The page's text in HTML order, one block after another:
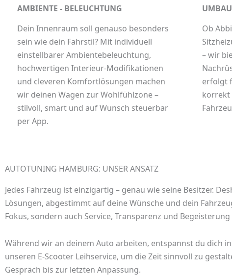
AMBIENTE - BELEUCHTUNG
Dein Innenraum soll genauso besonders
sein wie dein Fahrstil? Mit individuell
einstellbarer Ambientebeleuchtung,
hochwertigen Interieur-Modifikationen
und cleveren Komfortlösungen machen
wir deinen Wagen zur Wohlfühlzone –
stilvoll, smart und auf Wunsch steuerbar
per App.
Ob
– wir
erfolgt
korrekt
AUTOTUNING HAMBURG: UNSER ANSATZ
Jedes Fahrzeug ist einzigartig – genau wie seine Besitzer.
Lösungen, abgestimmt auf deine Wünsche und dein
Fokus, sondern auch Service, Transparenz und
Während wir an deinem Auto arbeiten, entspannst du dich
unseren E-Scooter Leihservice, um die Zeit sinnvoll zu
Gespräch bis zur letzten Anpassung.